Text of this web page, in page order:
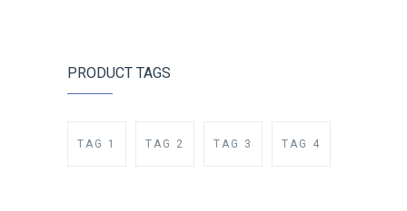
PRODUCT TAGS
TAG 1 TAG 2 TAG 3 TAG 4